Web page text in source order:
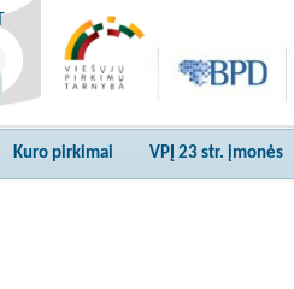
Kuro pirkimai VPĮ 23 str. įmonės